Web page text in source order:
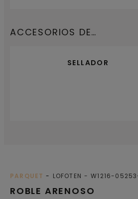
ACCESORIOS DE
SELLADOR
ROBLE ARENOSO
PARQUET LOFOTEN W1216-